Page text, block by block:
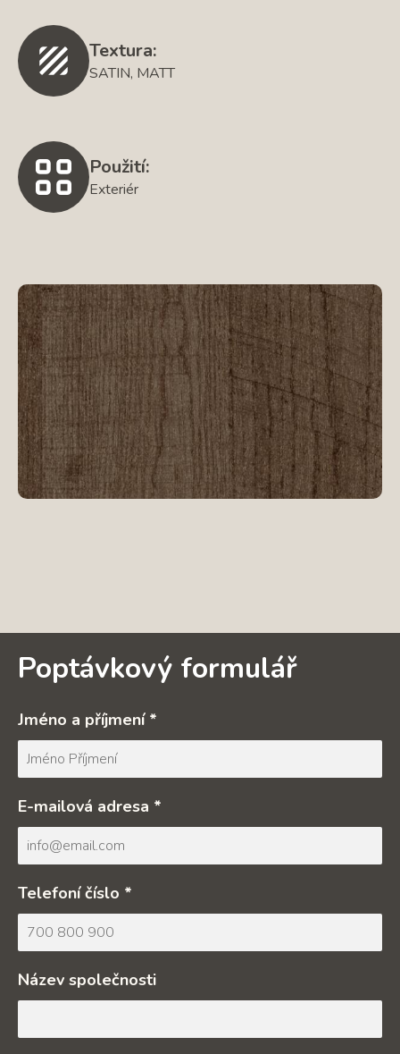
Textura:
SATIN, MATT
Použití:
Exteriér
Poptávkový formulář
Jméno a příjmení *
E-mailová adresa *
Telefoní číslo *
Název společnosti